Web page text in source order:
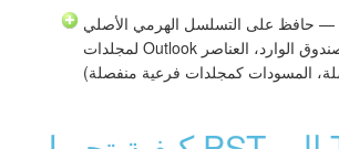
— حافظ على التسلسل الهرمي الأصلي
لمجلدات Outlook في دليل الإخراج (صندوق الوارد، العناصر